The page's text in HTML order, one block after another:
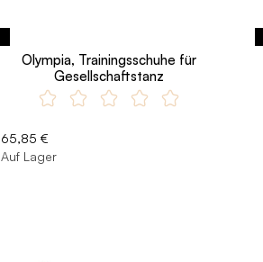
Olympia, Trainingsschuhe für
Gesellschaftstanz
65,85 €
Auf Lager